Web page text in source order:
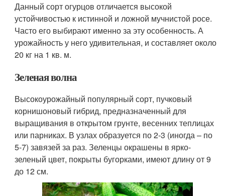
Данный сорт огурцов отличается высокой
устойчивостью к истинной и ложной мучнистой росе.
Часто его выбирают именно за эту особенность. А
урожайность у него удивительная, и составляет около
20 кг на 1 кв. м.
Зеленая волна
Высокоурожайный популярный сорт, пучковый
корнишоновый гибрид, предназначенный для
выращивания в открытом грунте, весенних теплицах
или парниках. В узлах образуется по 2-3 (иногда – по
5-7) завязей за раз. Зеленцы окрашены в ярко-
зеленый цвет, покрыты бугорками, имеют длину от 9
до 12 см.